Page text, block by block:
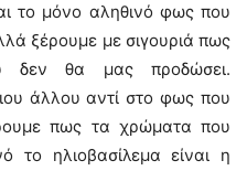
το μόνο αληθινό φως που
ξέρουμε με σιγουριά πως
δεν θα μας προδώσει.
άλλου αντί στο φως που
πως τα χρώματα που
το ηλιοβασίλεμα είναι η